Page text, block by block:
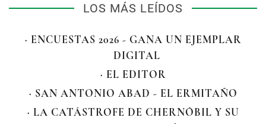
LOS MÁS LEÍDOS
· ENCUESTAS 2026 - GANA UN EJEMPLAR
DIGITAL
· EL EDITOR
· SAN ANTONIO ABAD - EL ERMITAÑO
· LA CATÁSTROFE DE CHERNÓBIL Y SU